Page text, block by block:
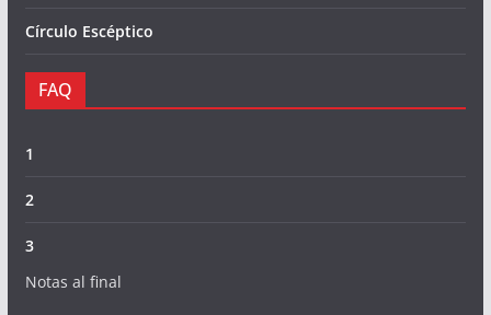
Círculo Escéptico
FAQ
1
2
3
Notas al final